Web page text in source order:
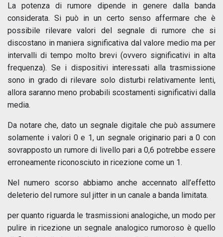
La potenza di rumore dipende in genere dalla banda
considerata. Si può in un certo senso affermare che è
possibile rilevare valori del segnale di rumore che si
discostano in maniera significativa dal valore medio ma per
intervalli di tempo molto brevi (ovvero significativi in alta
frequenza). Se i dispositivi interessati alla trasmissione
sono in grado di rilevare solo disturbi relativamente lenti,
allora saranno meno probabili scostamenti significativi dalla
media.
Da notare che, dato un segnale digitale che può assumere
solamente i valori 0 e 1, un segnale originario pari a 0 con
sovrapposto un rumore di livello pari a 0,6 potrebbe essere
erroneamente riconosciuto in ricezione come un 1.
Nel numero scorso abbiamo anche accennato all’effetto
deleterio del rumore sul jitter in un canale a banda limitata.
per quanto riguarda le trasmissioni analogiche, un modo per
pulire in ricezione un segnale analogico rumoroso è quello